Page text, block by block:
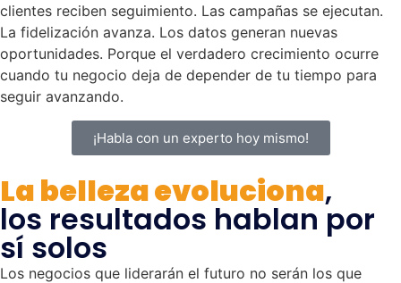
clientes reciben seguimiento. Las campañas se ejecutan.
La fidelización avanza. Los datos generan nuevas
oportunidades. Porque el verdadero crecimiento ocurre
cuando tu negocio deja de depender de tu tiempo para
seguir avanzando.
¡Habla con un experto hoy mismo!
La belleza evoluciona,
los resultados hablan por
sí solos
Los negocios que liderarán el futuro no serán los que